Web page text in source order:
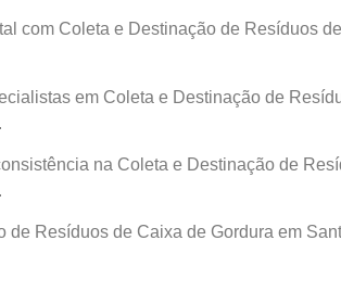
com Coleta e Destinação de Resíduos
em Coleta e Destinação de
na Coleta e Destinação de
de Resíduos de Caixa de Gordura em